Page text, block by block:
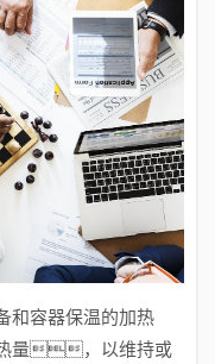
容器保温的加热
量，以维持或